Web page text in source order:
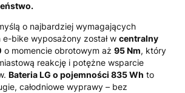
o najbardziej wymagających
bike wyposażony został w centralny
o momencie obrotowym aż 95 Nm, który
reakcję i potężne wsparcie
Bateria LG o pojemności 835 Wh to
całodniowe wyprawy – bez